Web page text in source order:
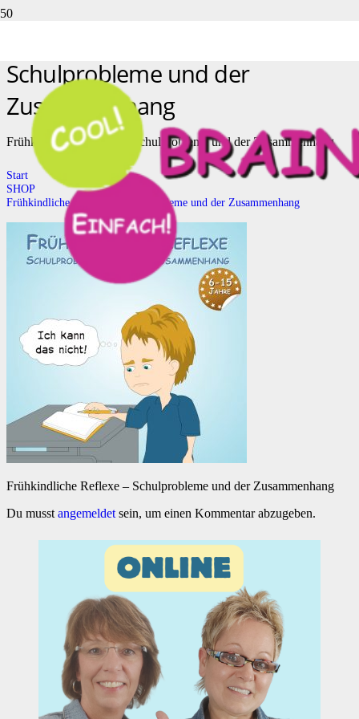
Schulprobleme und der
Zusammenhang
Frühkindliche Reflexe – Schulprobleme und der Zusammenhang
Start
SHOP
Frühkindliche Reflexe – Schulprobleme und der Zusammenhang
Frühkindliche Reflexe – Schulprobleme und der Zusammenhang
Du musst angemeldet sein, um einen Kommentar abzugeben.